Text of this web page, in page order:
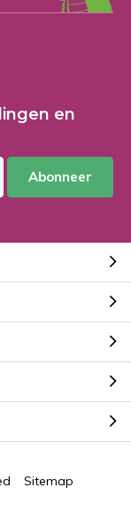
en
Abonneer
Sitemap